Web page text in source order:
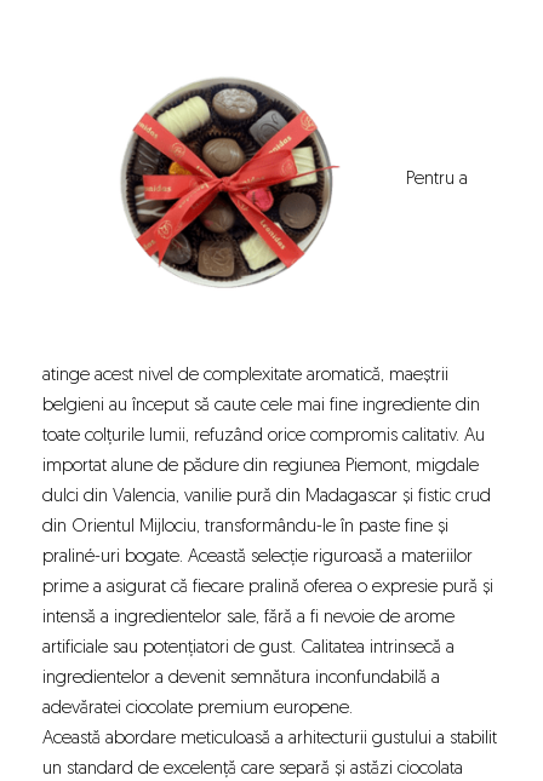
Pentru a
atinge acest nivel de complexitate aromatică, maeștrii
belgieni au început să caute cele mai fine ingrediente din
toate colțurile lumii, refuzând orice compromis calitativ. Au
importat alune de pădure din regiunea Piemont, migdale
dulci din Valencia, vanilie pură din Madagascar și fistic crud
din Orientul Mijlociu, transformându-le în paste fine și
praliné-uri bogate. Această selecție riguroasă a materiilor
prime a asigurat că fiecare pralină oferea o expresie pură și
intensă a ingredientelor sale, fără a fi nevoie de arome
artificiale sau potențiatori de gust. Calitatea intrinsecă a
ingredientelor a devenit semnătura inconfundabilă a
adevăratei ciocolate premium europene.
Această abordare meticuloasă a arhitecturii gustului a stabilit
un standard de excelență care separă și astăzi ciocolata